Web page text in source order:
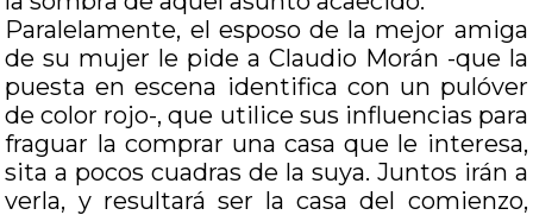
Paralelamente, el esposo de la mejor amiga
de su mujer le pide a Claudio Morán -que la
puesta en escena identifica con un pulóver
de color rojo-, que utilice sus influencias para
fraguar la comprar una casa que le interesa,
sita a pocos cuadras de la suya. Juntos irán a
verla, y resultará ser la casa del comienzo,